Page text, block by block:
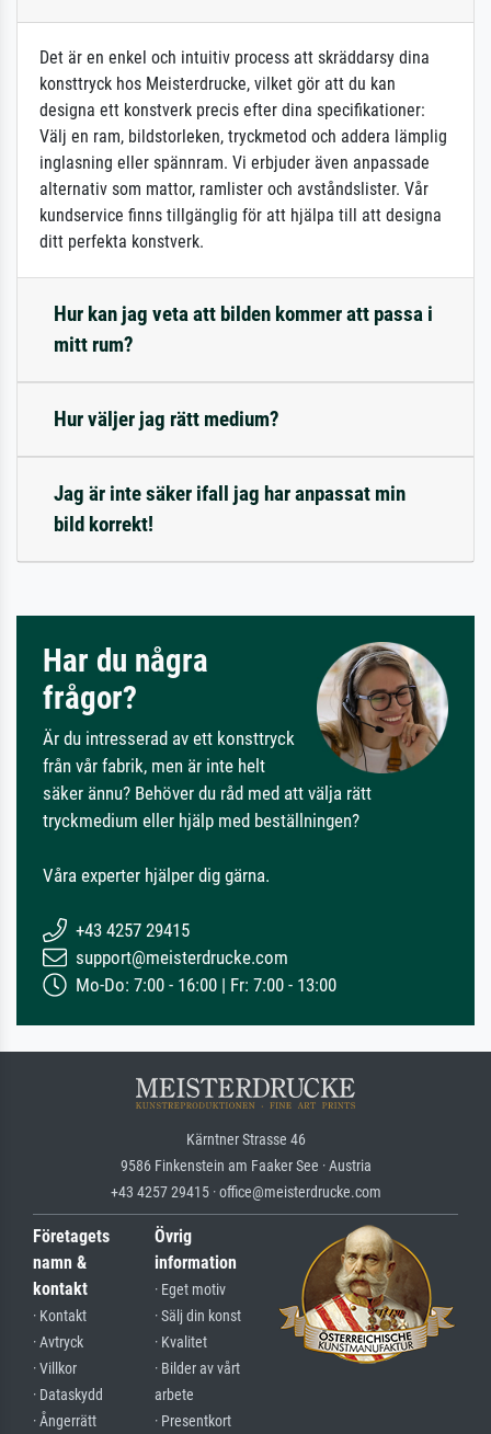
Det är en enkel och intuitiv process att skräddarsy dina
konsttryck hos Meisterdrucke, vilket gör att du kan
designa ett konstverk precis efter dina specifikationer:
Välj en ram, bildstorleken, tryckmetod och addera lämplig
inglasning eller spännram. Vi erbjuder även anpassade
alternativ som mattor, ramlister och avståndslister. Vår
kundservice finns tillgänglig för att hjälpa till att designa
ditt perfekta konstverk.
Hur kan jag veta att bilden kommer att passa i
mitt rum?
Hur väljer jag rätt medium?
Jag är inte säker ifall jag har anpassat min
bild korrekt!
Har du några
frågor?
Är du intresserad av ett konsttryck
från vår fabrik, men är inte helt
säker ännu? Behöver du råd med att välja rätt
tryckmedium eller hjälp med beställningen?
Våra experter hjälper dig gärna.
+43 4257 29415
support@meisterdrucke.com
Mo-Do: 7:00 - 16:00 | Fr: 7:00 - 13:00
Kärntner Strasse 46
9586 Finkenstein am Faaker See · Austria
+43 4257 29415 · office@meisterdrucke.com
Företagets
namn &
kontakt
· Kontakt
· Avtryck
· Villkor
· Dataskydd
· Ångerrätt
Övrig
information
· Eget motiv
· Sälj din konst
· Kvalitet
· Bilder av vårt
arbete
· Presentkort